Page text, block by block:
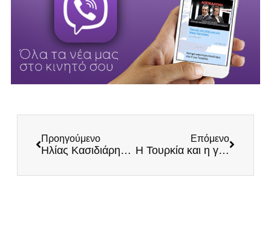
Προηγούμενο
Ηλίας Κασιδιάρης: Εκατό χρόνια μακριά από τη Μικρά Ασία!
Επόμενο
Η Τουρκία και η γεωπολιτική αναβάθμισή της